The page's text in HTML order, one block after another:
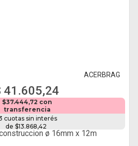
ACERBRAG
41.605,24
$37.444,72 con
transferencia
cuotas sin interés
de $13.868,42
ø 16mm x 12m